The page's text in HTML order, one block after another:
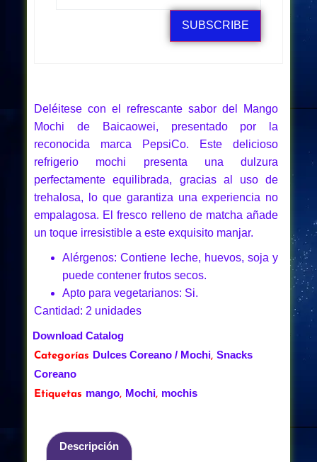
SUBSCRIBE
Deléitese con el refrescante sabor del Mango
Mochi de Baicaowei, presentado por la
reconocida marca PepsiCo. Este delicioso
refrigerio mochi presenta una dulzura
perfectamente equilibrada, gracias al uso de
trehalosa, lo que garantiza una experiencia no
empalagosa. El fresco relleno de matcha añade
un toque irresistible a este exquisito manjar.
Alérgenos: Contiene leche, huevos, soja y
puede contener frutos secos.
Apto para vegetarianos: Si.
Cantidad: 2 unidades
Download Catalog
Categorías Dulces Coreano / Mochi, Snacks
Coreano
Etiquetas mango, Mochi, mochis
Descripción